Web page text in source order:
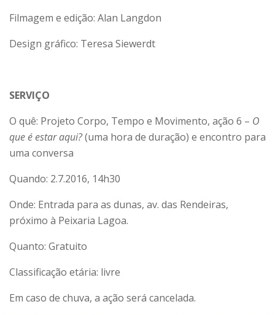
Filmagem e edição: Alan Langdon
Design gráfico: Teresa Siewerdt
SERVIÇO
O quê: Projeto Corpo, Tempo e Movimento, ação 6 – O
que é estar aqui?(uma hora de duração) e encontro para
uma conversa
Quando: 2.7.2016, 14h30
Onde: Entrada para as dunas, av. das Rendeiras,
próximo à Peixaria Lagoa.
Quanto: Gratuito
Classificação etária: livre
Em caso de chuva, a ação será cancelada.